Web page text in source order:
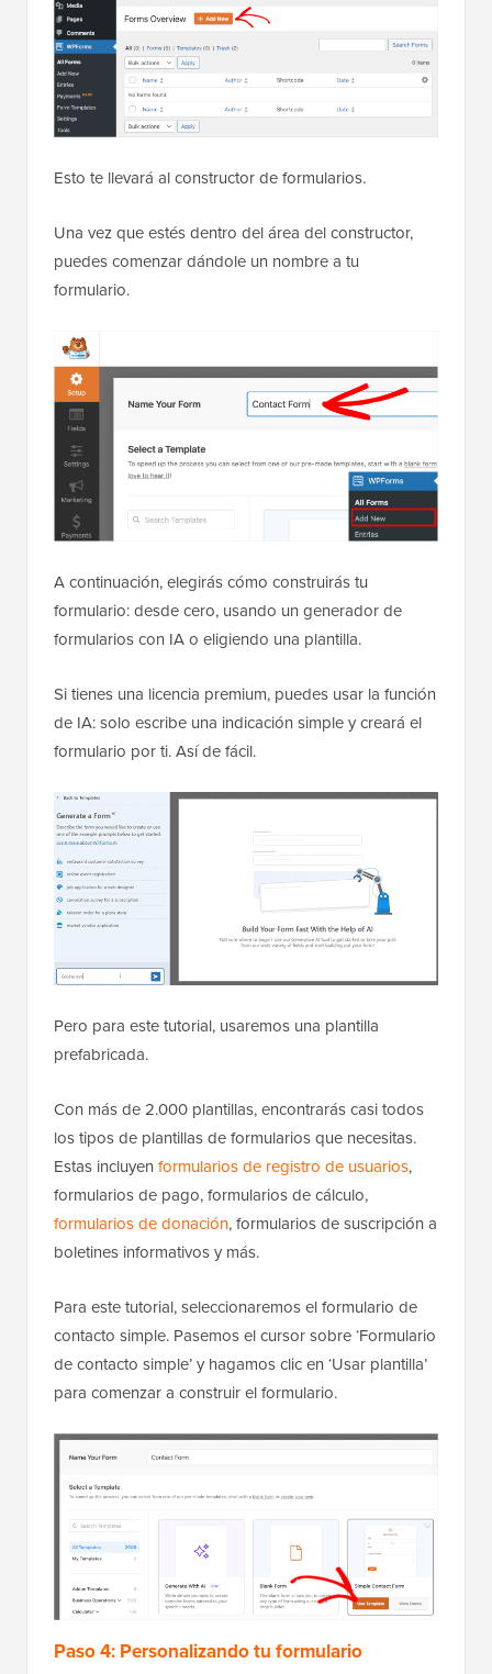
Esto te llevará al constructor de formularios.
Una vez que estés dentro del área del constructor,
puedes comenzar dándole un nombre a tu
formulario.
A continuación, elegirás cómo construirás tu
formulario: desde cero, usando un generador de
formularios con IA o eligiendo una plantilla.
Si tienes una licencia premium, puedes usar la función
de IA: solo escribe una indicación simple y creará el
formulario por ti. Así de fácil.
Pero para este tutorial, usaremos una plantilla
prefabricada.
Con más de 2.000 plantillas, encontrarás casi todos
los tipos de plantillas de formularios que necesitas.
Estas incluyen formularios de registro de usuarios,
formularios de pago, formularios de cálculo,
formularios de donación, formularios de suscripción a
boletines informativos y más.
Para este tutorial, seleccionaremos el formulario de
contacto simple. Pasemos el cursor sobre ‘Formulario
de contacto simple’ y hagamos clic en ‘Usar plantilla’
para comenzar a construir el formulario.
Paso 4: Personalizando tu formulario